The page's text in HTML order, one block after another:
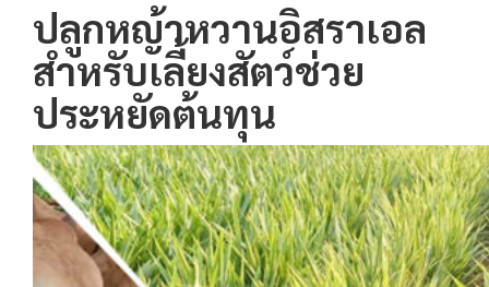
ปลูกหญ้าหวานอิสราเอล
สำหรับเลี้ยงสัตว์ช่วย
ประหยัดต้นทุน